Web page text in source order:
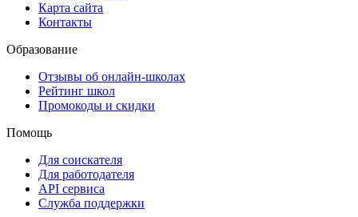
Карта сайта
Контакты
Образование
Отзывы об онлайн-школах
Рейтинг школ
Промокоды и скидки
Помощь
Для соискателя
Для работодателя
API сервиса
Служба поддержки